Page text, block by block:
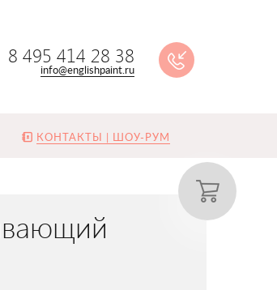
8 495 414 28 38
info@englishpaint.ru
КОНТАКТЫ | ШОУ-РУМ